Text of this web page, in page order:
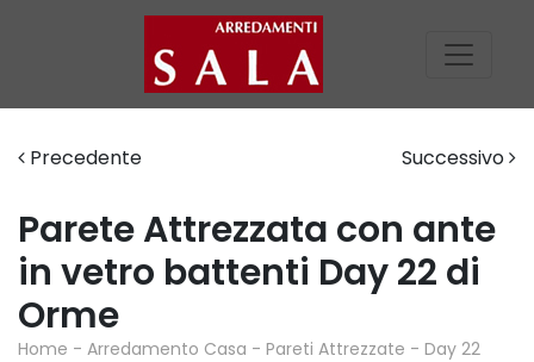
Precedente Successivo
Parete Attrezzata con ante
in vetro battenti Day 22 di
Orme
Home - Arredamento Casa - Pareti Attrezzate - Day 22